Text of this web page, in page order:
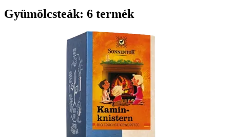
Gyümölcsteák: 6 termék